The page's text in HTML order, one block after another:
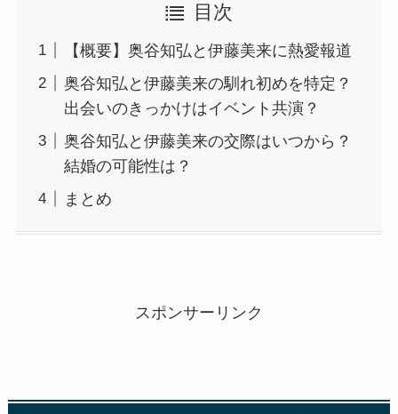
目次
【概要】奥谷知弘と伊藤美来に熱愛報道
奥谷知弘と伊藤美来の馴れ初めを特定？
出会いのきっかけはイベント共演？
奥谷知弘と伊藤美来の交際はいつから？
結婚の可能性は？
まとめ
スポンサーリンク